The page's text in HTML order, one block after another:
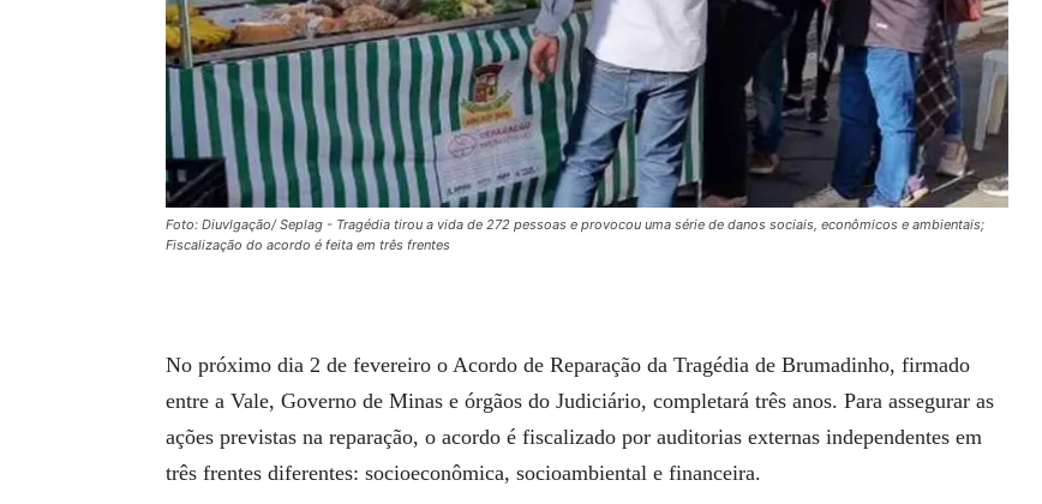
Foto: Diuvlgação/ Seplag - Tragédia tirou a vida de 272 pessoas e provocou uma série de danos sociais, econômicos e ambientais;
Fiscalização do acordo é feita em três frentes
No próximo dia 2 de fevereiro o Acordo de Reparação da Tragédia de Brumadinho, firmado
entre a Vale, Governo de Minas e órgãos do Judiciário, completará três anos. Para assegurar as
ações previstas na reparação, o acordo é fiscalizado por auditorias externas independentes em
três frentes diferentes: socioeconômica, socioambiental e financeira.